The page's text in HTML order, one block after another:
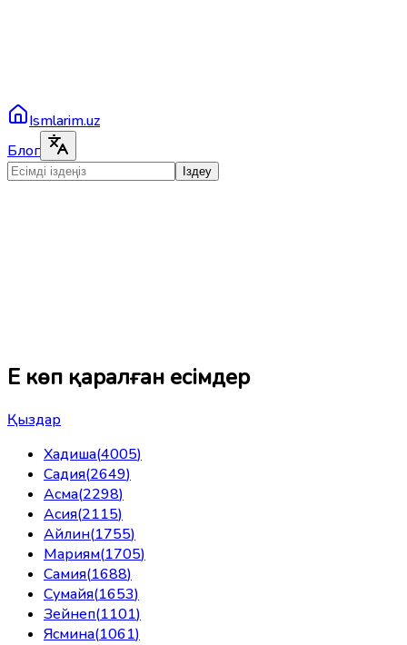
Ismlarim.uz
Блог
Іздеу
Ең көп қаралған есімдер
Қыздар
Хадиша(4005)
Садия(2649)
Асма(2298)
Асия(2115)
Айлин(1755)
Мариям(1705)
Самия(1688)
Сумайя(1653)
Зейнеп(1101)
Ясмина(1061)